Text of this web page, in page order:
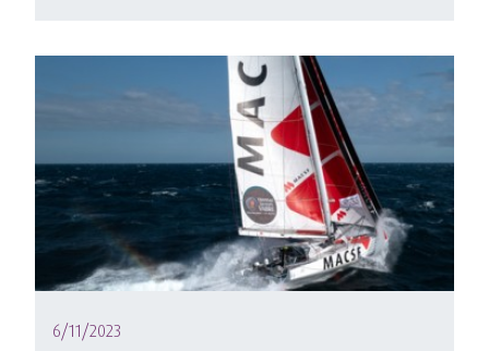
6/11/2023